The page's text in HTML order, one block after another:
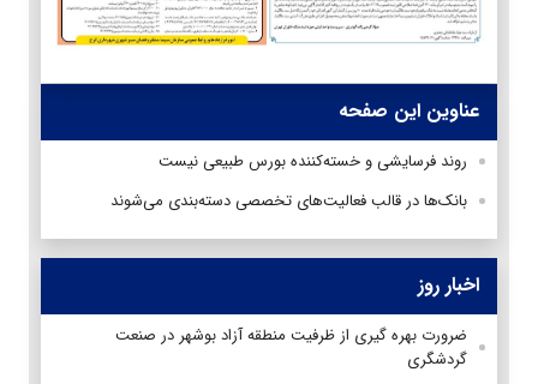
عناوین این صفحه
روند فرسایشی و خسته‌کننده بورس طبیعی نیست
بانک‌ها در قالب فعالیت‌‎‌های تخصصی دسته‌بندی می‌شوند
اخبار روز
ضرورت بهره گیری از ظرفیت منطقه آزاد بوشهر در صنعت
گردشگری